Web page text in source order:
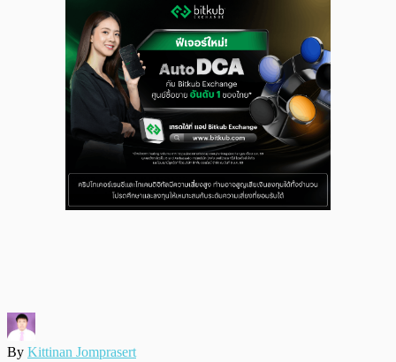
By Kittinan Jomprasert